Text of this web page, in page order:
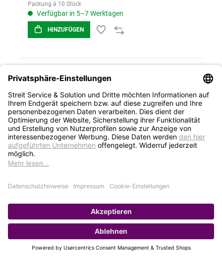
Packung á 10 Stück
Verfügbar in 5–7 Werktagen
HINZUFÜGEN
1 2 3
STREIT Newsletter
Neue Produkte, Blogbeiträge, Eventeinladungen und
Bleiben Sie auf dem Laufenden und abonnieren Sie
gerne unseren Newsletter:
Abonnieren